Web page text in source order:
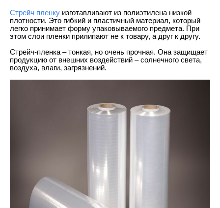
Стрейч пленку изготавливают из полиэтилена низкой
плотности. Это гибкий и пластичный материал, который
легко принимает форму упаковываемого предмета. При
этом слои пленки прилипают не к товару, а друг к другу.
Стрейч-пленка – тонкая, но очень прочная. Она защищает
продукцию от внешних воздействий – солнечного света,
воздуха, влаги, загрязнений.